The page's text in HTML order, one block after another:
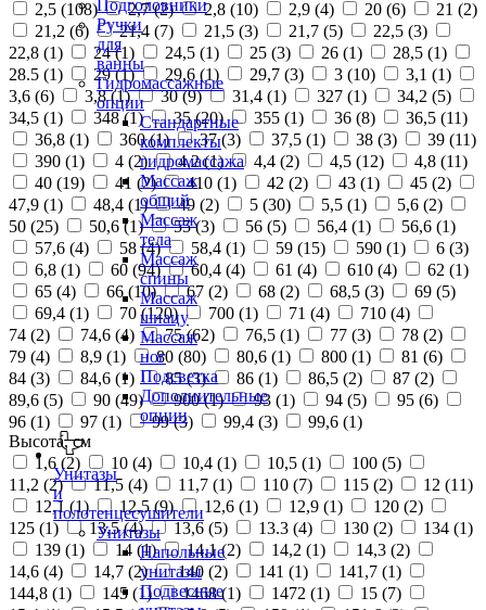
Подголовники
Ручки
для
ванны
Гидромассажные
опции
Стандартные
комплекты
гидромассажа
Массаж
общий
Массаж
тела
Массаж
спины
Массаж
шиацу
Массаж
ног
Подсветка
Дополнительные
опции
Унитазы
и
полотенцесушители
Унитазы
Напольные
унитазы
Подвесные
2,5 (108) 2,7 (2) 2,8 (10) 2,9 (4) 20 (6) 21 (2)
21,2 (6) 21,4 (7) 21,5 (3) 21,7 (5) 22,5 (3)
22,8 (1) 24 (1) 24,5 (1) 25 (3) 26 (1) 28,5 (1)
28.5 (1) 29 (1) 29,6 (1) 29,7 (3) 3 (10) 3,1 (1)
3,6 (6) 3,8 (1) 30 (9) 31,4 (1) 327 (1) 34,2 (5)
34,5 (1) 348 (1) 35 (20) 355 (1) 36 (8) 36,5 (11)
36,8 (1) 360 (1) 37 (3) 37,5 (1) 38 (3) 39 (11)
390 (1) 4 (2) 4,2 (1) 4,4 (2) 4,5 (12) 4,8 (11)
40 (19) 41 (2) 410 (1) 42 (2) 43 (1) 45 (2)
47,9 (1) 48,4 (1) 49 (2) 5 (30) 5,5 (1) 5,6 (2)
50 (25) 50,6 (1) 55 (3) 56 (5) 56,4 (1) 56,6 (1)
57,6 (4) 58 (4) 58,4 (1) 59 (15) 590 (1) 6 (3)
6,8 (1) 60 (94) 60,4 (4) 61 (4) 610 (4) 62 (1)
65 (4) 66 (10) 67 (2) 68 (2) 68,5 (3) 69 (5)
69,4 (1) 70 (120) 700 (1) 71 (4) 710 (4)
74 (2) 74,6 (4) 75 (62) 76,5 (1) 77 (3) 78 (2)
79 (4) 8,9 (1) 80 (80) 80,6 (1) 800 (1) 81 (6)
84 (3) 84,6 (1) 85 (3) 86 (1) 86,5 (2) 87 (2)
89,6 (5) 90 (49) 900 (1) 93 (1) 94 (5) 95 (6)
96 (1) 97 (1) 99 (3) 99,4 (3) 99,6 (1)
Высота, см
1,6 (2) 10 (4) 10,4 (1) 10,5 (1) 100 (5)
11,2 (2) 11,5 (4) 11,7 (1) 110 (7) 115 (2) 12 (11)
12,1 (1) 12,5 (9) 12,6 (1) 12,9 (1) 120 (2)
125 (1) 13,5 (4) 13,6 (5) 13.3 (4) 130 (2) 134 (1)
139 (1) 14 (1) 14,1 (2) 14,2 (1) 14,3 (2)
14,6 (4) 14,7 (2) 140 (2) 141 (1) 141,7 (1)
144,8 (1) 145 (1) 1468 (1) 1472 (1) 15 (7)